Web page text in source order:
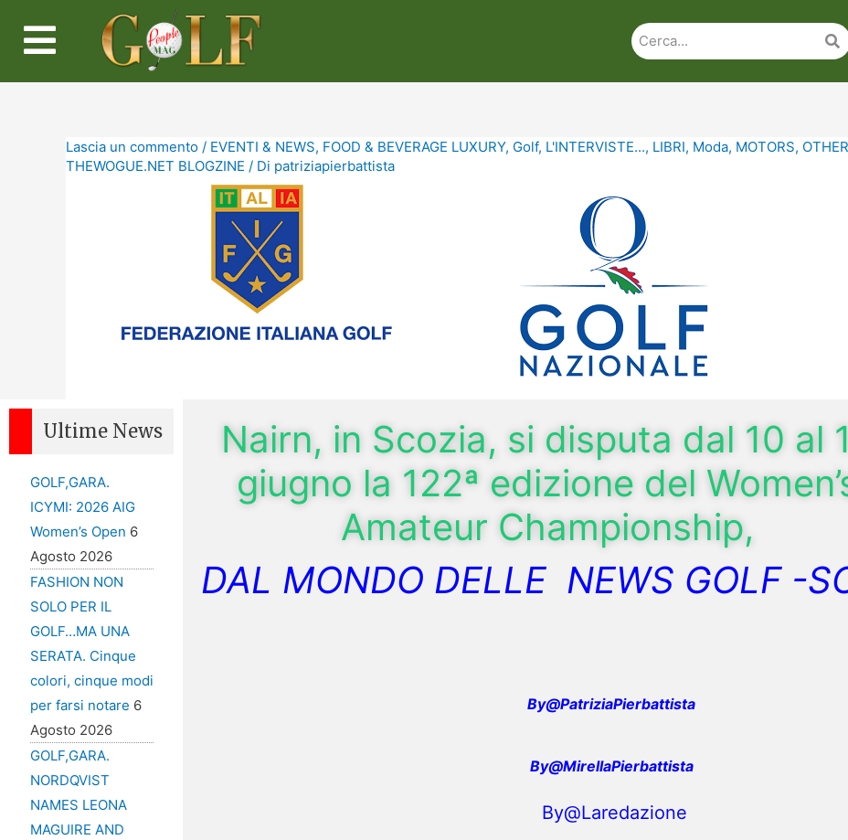
Lascia un commento / EVENTI & NEWS, FOOD & BEVERAGE LUXURY, Golf, L'INTERVISTE..., LIBRI, Moda, MOTORS,
THEWOGUE.NET BLOGZINE / Di patriziapierbattista
Ultime News
GOLF,GARA.
ICYMI: 2026 AIG
Women’s Open 6
Agosto 2026
FASHION NON
SOLO PER IL
GOLF…MA UNA
SERATA. Cinque
colori, cinque modi
per farsi notare 6
Agosto 2026
GOLF,GARA.
NORDQVIST
NAMES LEONA
MAGUIRE AND
Nairn, in Scozia, si disputa dal 10 al
giugno la 122ª edizione del
Amateur Championship,
DAL MONDO DELLE NEWS GOLF -
By@PatriziaPierbattista
By@MirellaPierbattista
By@Laredazione